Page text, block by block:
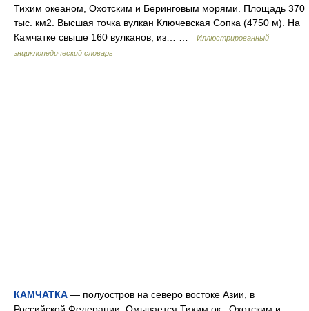
Тихим океаном, Охотским и Беринговым морями. Площадь 370
тыс. км2. Высшая точка вулкан Ключевская Сопка (4750 м). На
Камчатке свыше 160 вулканов, из… …
Иллюстрированный
энциклопедический словарь
КАМЧАТКА — полуостров на северо востоке Азии, в